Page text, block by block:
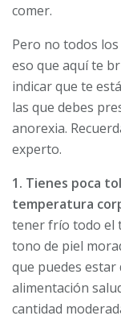
comer.
Pero no todos
eso que aquí te
indicar que te
las que debes
anorexia.
experto.
1. Tienes poca
temperatura
tener frío todo el
tono de piel
que puedes
alimentación
cantidad